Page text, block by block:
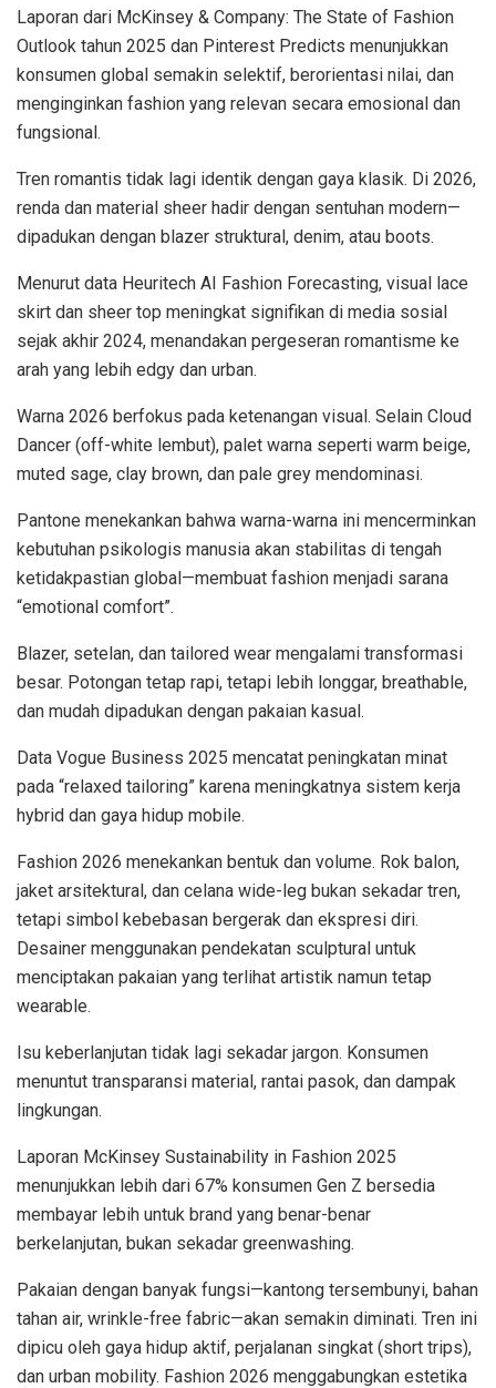
Laporan dari McKinsey & Company: The State of Fashion
Outlook tahun 2025 dan Pinterest Predicts menunjukkan
konsumen global semakin selektif, berorientasi nilai, dan
menginginkan fashion yang relevan secara emosional dan
fungsional.
Tren romantis tidak lagi identik dengan gaya klasik. Di 2026,
renda dan material sheer hadir dengan sentuhan modern—
dipadukan dengan blazer struktural, denim, atau boots.
Menurut data Heuritech AI Fashion Forecasting, visual lace
skirt dan sheer top meningkat signifikan di media sosial
sejak akhir 2024, menandakan pergeseran romantisme ke
arah yang lebih edgy dan urban.
Warna 2026 berfokus pada ketenangan visual. Selain Cloud
Dancer (off-white lembut), palet warna seperti warm beige,
muted sage, clay brown, dan pale grey mendominasi.
Pantone menekankan bahwa warna-warna ini mencerminkan
kebutuhan psikologis manusia akan stabilitas di tengah
ketidakpastian global—membuat fashion menjadi sarana
“emotional comfort”.
Blazer, setelan, dan tailored wear mengalami transformasi
besar. Potongan tetap rapi, tetapi lebih longgar, breathable,
dan mudah dipadukan dengan pakaian kasual.
Data Vogue Business 2025 mencatat peningkatan minat
pada “relaxed tailoring” karena meningkatnya sistem kerja
hybrid dan gaya hidup mobile.
Fashion 2026 menekankan bentuk dan volume. Rok balon,
jaket arsitektural, dan celana wide-leg bukan sekadar tren,
tetapi simbol kebebasan bergerak dan ekspresi diri.
Desainer menggunakan pendekatan sculptural untuk
menciptakan pakaian yang terlihat artistik namun tetap
wearable.
Isu keberlanjutan tidak lagi sekadar jargon. Konsumen
menuntut transparansi material, rantai pasok, dan dampak
lingkungan.
Laporan McKinsey Sustainability in Fashion 2025
menunjukkan lebih dari 67% konsumen Gen Z bersedia
membayar lebih untuk brand yang benar-benar
berkelanjutan, bukan sekadar greenwashing.
Pakaian dengan banyak fungsi—kantong tersembunyi, bahan
tahan air, wrinkle-free fabric—akan semakin diminati. Tren ini
dipicu oleh gaya hidup aktif, perjalanan singkat (short trips),
dan urban mobility. Fashion 2026 menggabungkan estetika